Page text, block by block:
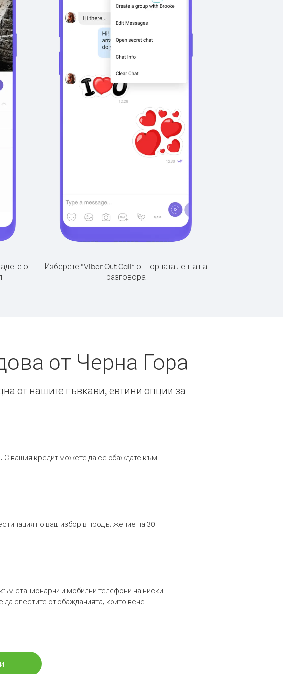
от
Изберете “Viber Out Call” от горната лента на
разговора
от Черна Гора
от нашите гъвкави, евтини опции за
С вашия кредит можете да се обаждате към
по ваш избор в продължение на 30
стационарни и мобилни телефони на ниски
спестите от обажданията, които вече